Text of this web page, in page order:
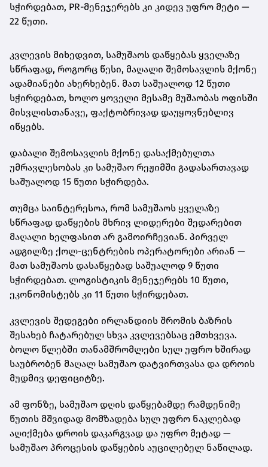
სჭირდებათ, PR-მენეჯერებს კი კიდევ უფრო მეტი —
22 წუთი.
კვლევის მიხედვით, სამუშაოს დაწყებას ყველაზე
სწრაფად, როგორც წესი, მაღალი შემოსავლის მქონე
ადამიანები ახერხებენ. მათ საშუალოდ 12 წუთი
სჭირდებათ, ხოლო ყოველი მესამე მუშაობას ოფისში
მისვლისთანავე, ფაქტობრივად დაუყოვნებლივ
იწყებს.
დაბალი შემოსავლის მქონე დასაქმებულთა
უმრავლესობას კი სამუშაო რეჟიმში გადასართავად
საშუალოდ 15 წუთი სჭირდება.
თუმცა საინტერესოა, რომ სამუშაოს ყველაზე
სწრაფად დაწყების მხრივ ლიდერები შედარებით
მაღალი ხელფასით არ გამოირჩევიან. პირველ
ადგილზე ქოლ-ცენტრების ოპერატორები არიან —
მათ სამუშაოს დასაწყებად საშუალოდ 9 წუთი
სჭირდებათ. ლოგისტიკის მენეჯერებს 10 წუთი,
ეკონომისტებს კი 11 წუთი სჭირდებათ.
კვლევის შედეგები ირლანდიის შრომის ბაზრის
შესახებ ჩატარებულ სხვა კვლევებსაც ემთხვევა.
ბოლო წლებში თანამშრომლები სულ უფრო ხშირად
საუბრობენ მაღალ სამუშაო დატვირთვასა და დროის
მუდმივ დეფიციტზე.
ამ ფონზე, სამუშაო დღის დაწყებამდე რამდენიმე
წუთის მშვიდად მომზადება სულ უფრო ნაკლებად
აღიქმება დროის დაკარგვად და უფრო მეტად —
სამუშაო პროცესის დაწყების აუცილებელ ნაწილად.